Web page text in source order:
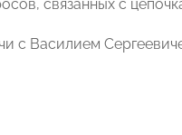
связанных с
с Василием